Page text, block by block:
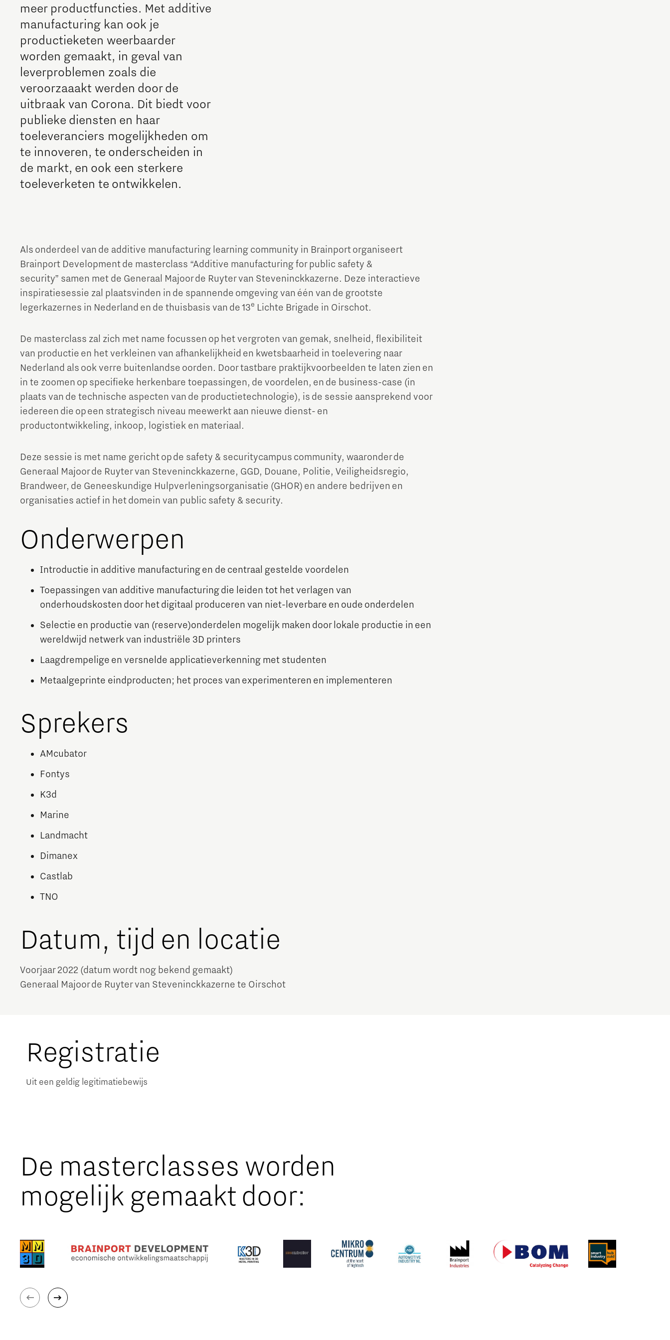
Integrated Photonics
The Gate voor tech startups
Hoe bescherm ik mijn idee?
Brainport Networking Financials
meer productfuncties. Met additive
manufacturing kan ook je
productieketen weerbaarder
worden gemaakt, in geval van
leverproblemen zoals die
veroorzaaakt werden door de
uitbraak van Corona. Dit biedt voor
publieke diensten en haar
toeleveranciers mogelijkheden om
te innoveren, te onderscheiden in
de markt, en ook een sterkere
toeleverketen te ontwikkelen.
Als onderdeel van de additive manufacturing learning community in Brainport organiseert
Brainport Development de masterclass “Additive manufacturing for public safety &
security” samen met de Generaal Majoor de Ruyter van Steveninckkazerne. Deze interactieve
inspiratiesessie zal plaatsvinden in de spannende omgeving van één van de grootste
legerkazernes in Nederland en de thuisbasis van de 13e Lichte Brigade in Oirschot.
De masterclass zal zich met name focussen op het vergroten van gemak, snelheid, flexibiliteit
van productie en het verkleinen van afhankelijkheid en kwetsbaarheid in toelevering naar
Nederland als ook verre buitenlandse oorden. Door tastbare praktijkvoorbeelden te laten zien en
in te zoomen op specifieke herkenbare toepassingen, de voordelen, en de business-case (in
plaats van de technische aspecten van de productietechnologie), is de sessie aansprekend voor
iedereen die op een strategisch niveau meewerkt aan nieuwe dienst- en
productontwikkeling, inkoop, logistiek en materiaal.
Deze sessie is met name gericht op de safety & securitycampus community, waaronder de
Generaal Majoor de Ruyter van Steveninckkazerne, GGD, Douane, Politie, Veiligheidsregio,
Brandweer, de Geneeskundige Hulpverleningsorganisatie (GHOR) en andere bedrijven en
organisaties actief in het domein van public safety & security.
Onderwerpen
Introductie in additive manufacturing en de centraal gestelde voordelen
Toepassingen van additive manufacturing die leiden tot het verlagen van
onderhoudskosten door het digitaal produceren van niet-leverbare en oude onderdelen
Selectie en productie van (reserve)onderdelen mogelijk maken door lokale productie in een
wereldwijd netwerk van industriële 3D printers
Laagdrempelige en versnelde applicatieverkenning met studenten
Metaalgeprinte eindproducten; het proces van experimenteren en implementeren
Sprekers
AMcubator
Fontys
K3d
Marine
Landmacht
Dimanex
Castlab
TNO
Datum, tijd en locatie
Voorjaar 2022 (datum wordt nog bekend gemaakt)
Generaal Majoor de Ruyter van Steveninckkazerne te Oirschot
Registratie
Uit een geldig legitimatiebewijs
De masterclasses worden
mogelijk gemaakt door: